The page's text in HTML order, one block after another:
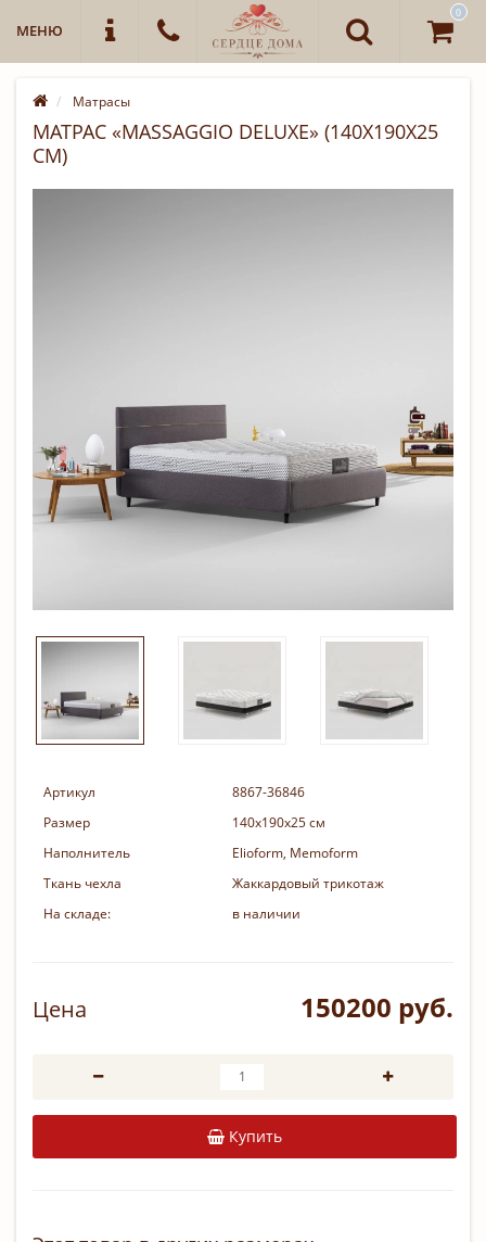
МЕНЮ
0
Матрасы
МАТРАС «MASSAGGIO DELUXE» (140Х190Х25
СМ)
Артикул
8867-36846
Размер
140х190х25 см
Наполнитель
Elioform, Memoform
Ткань чехла
Жаккардовый трикотаж
На складе:
в наличии
Цена 150200 руб.
Купить